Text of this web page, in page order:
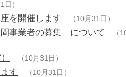
日）
を開催します （10月31日）
事業者の募集」について
（
（10月31日）
す （10月31日）